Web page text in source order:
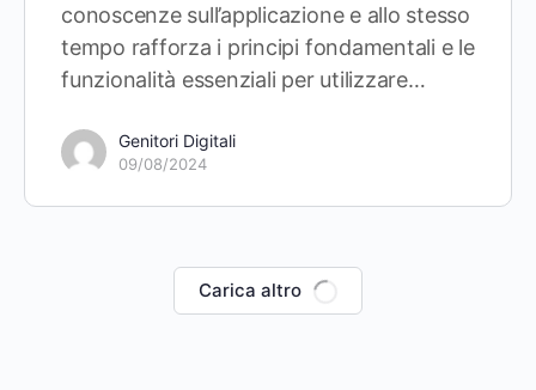
conoscenze sull’applicazione e allo stesso
tempo rafforza i principi fondamentali e le
funzionalità essenziali per utilizzare…
Genitori Digitali
09/08/2024
Carica altro